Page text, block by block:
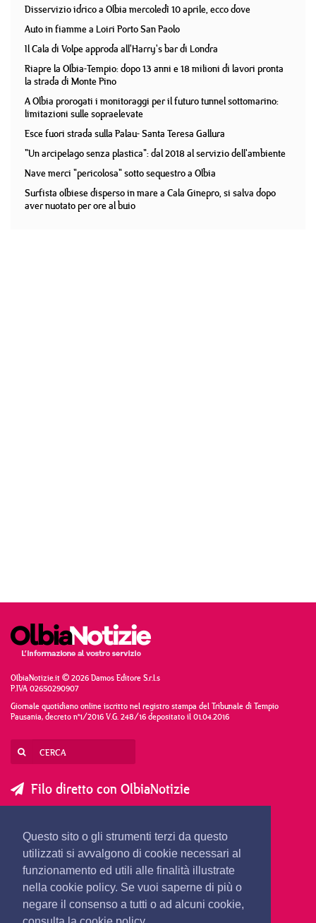
Questo sito o gli strumenti terzi da questo
utilizzati si avvalgono di cookie necessari al
funzionamento ed utili alle finalità illustrate
nella cookie policy. Se vuoi saperne di più o
negare il consenso a tutti o ad alcuni cookie,
Disservizio idrico a Olbia mercoledì 10 aprile, ecco dove
Auto in fiamme a Loiri Porto San Paolo
Il Cala di Volpe approda all'Harry's bar di Londra
Riapre la Olbia-Tempio: dopo 13 anni e 18 milioni di lavori pronta
la strada di Monte Pino
A Olbia prorogati i monitoraggi per il futuro tunnel sottomarino:
limitazioni sulle sopraelevate
Esce fuori strada sulla Palau- Santa Teresa Gallura
"Un arcipelago senza plastica": dal 2018 al servizio dell'ambiente
Nave merci "pericolosa" sotto sequestro a Olbia
Surfista olbiese disperso in mare a Cala Ginepro, si salva dopo
aver nuotato per ore al buio
OlbiaNotizie.it © 2026 Damos Editore S.r.l.s
P.IVA 02650290907
Giornale quotidiano online iscritto nel registro stampa del Tribunale di Tempio
Pausania, decreto n°1/2016 V.G. 248/16 depositato il 01.04.2016
Filo diretto con OlbiaNotizie
SEGNALA UNA NOTIZIA
SEGNALA UN EVENTO
redazione@olbianotizie.it